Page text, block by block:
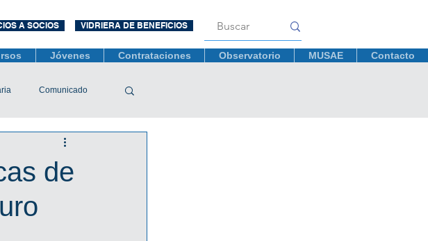
A SOCIOS VIDRIERA DE BENEFICIOS
Jóvenes Contrataciones Observatorio MUSAE Contacto
Comunicado
de